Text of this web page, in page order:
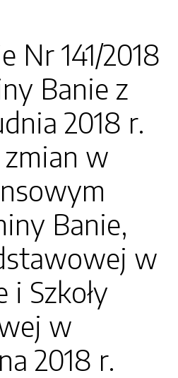
Nr 141/2018
Banie z
2018 r.
w
Banie,
w
Szkoły
w
2018 r.